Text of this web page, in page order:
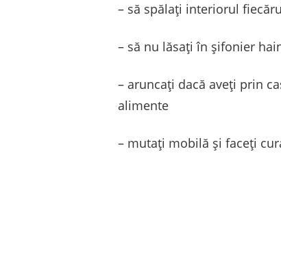
– să spălați interiorul
– să nu lăsați în șifonier
– aruncați dacă aveți prin
alimente
– mutați mobilă și faceți